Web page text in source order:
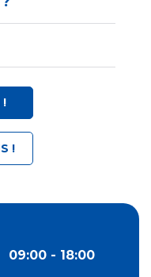
!
!
09:00 - 18:00